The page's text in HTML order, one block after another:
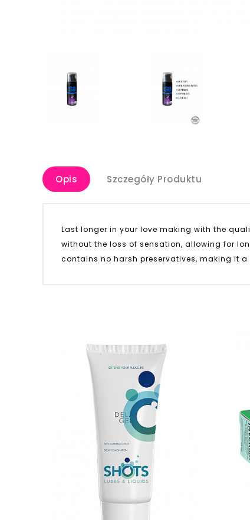
Opis Szczegóły Produktu
Last longer in your love making with the
without the loss of sensation, allowing for
contains no harsh preservatives, making it